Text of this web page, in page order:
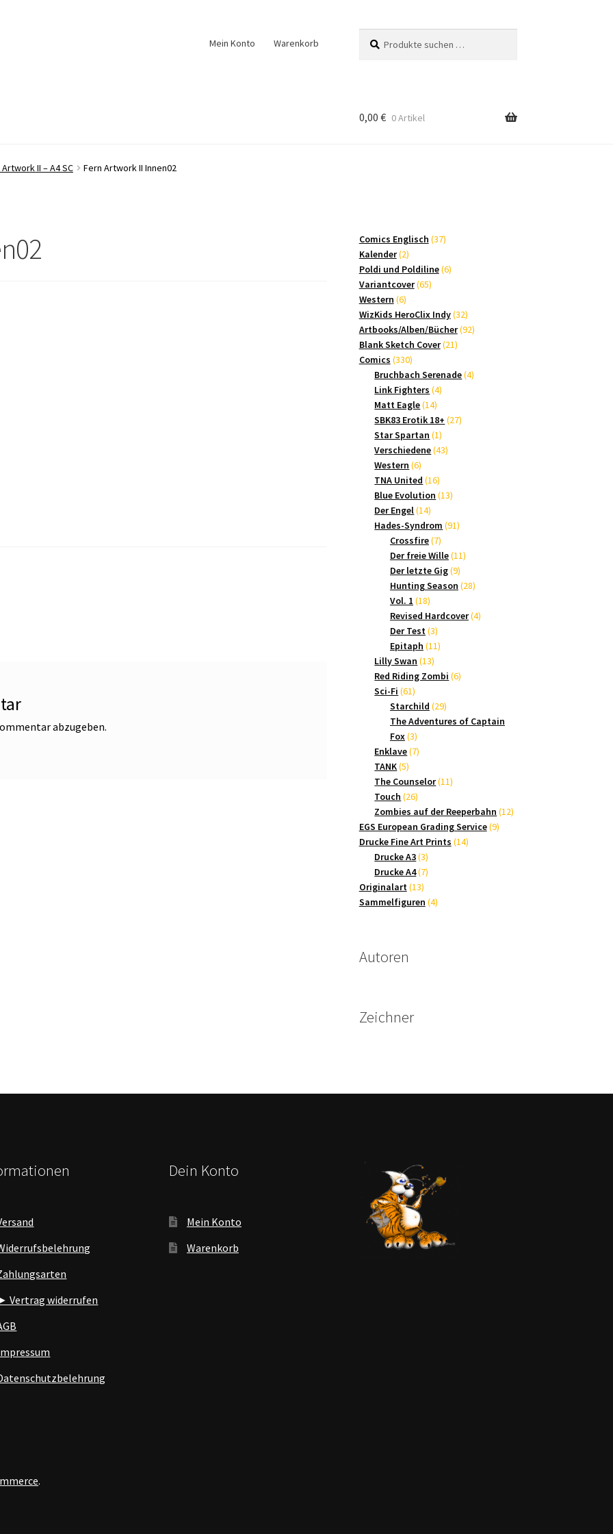
Mein Konto Warenkorb
nach:
0,00 € 0 Artikel
II – A4 SC Fern Artwork II Innen02
abzugeben.
Comics Englisch 3737
Kalender 22
Produkte
Poldi und Poldiline 66
Variantcover 6565
Western 66
Produkte
WizKids HeroClix Indy 3232
Produkte
Artbooks/Alben/Bücher 9292
Blank Sketch Cover 2121
Comics 330330
Produkte
Bruchbach Serenade 44
Link Fighters 44
Matt Eagle 1414
Produkte
SBK83 Erotik 18+ 2727
Star Spartan 11
Produkt
Verschiedene 4343
Western 66
Produkte
TNA United 1616
Produkte
Blue Evolution 1313
Der Engel 1414
Produkte
Hades-Syndrom 9191
Crossfire 77
Produkte
Der freie Wille 1111
Der letzte Gig 99
Produkte
Hunting Season 2828
Vol. 1 1818
Produkte
Revised Hardcover 44
Der Test 33
Produkte
Epitaph 1111
Lilly Swan 1313
Produkte
Red Riding Zombi 66
Sci-Fi 6161
Produkte
Starchild 2929
Produkte
The Adventures of Captain
Fox 33
Produkte
Enklave 77
TANK 55
Produkte
The Counselor 1111
Touch 2626
Produkte
Zombies auf der Reeperbahn 1212
EGS European Grading Service 99
Drucke Fine Art Prints 1414
Drucke A3 33
Produkte
Drucke A4 77
Originalart 1313
Produkte
Sammelfiguren 44
Autoren
Zeichner
Vertrag widerrufen
Dein Konto
Mein Konto
Warenkorb
.